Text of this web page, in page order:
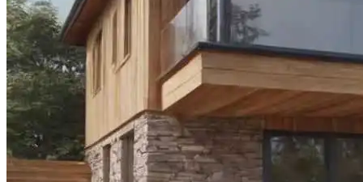
Как Подключить Блютуз-Наушники К
Ноутбуку
Перепланировка (объединение) 2х
Квартир В Одну